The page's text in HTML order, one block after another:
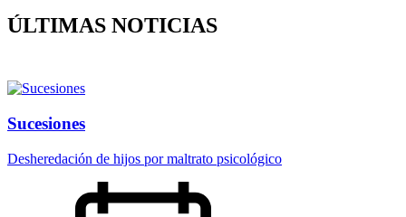
ÚLTIMAS NOTICIAS
Sucesiones
Desheredación de hijos por maltrato psicológico